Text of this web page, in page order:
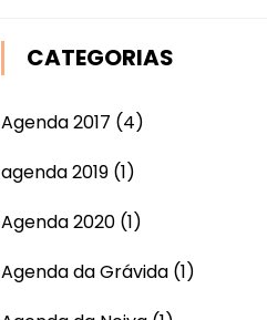
CATEGORIAS
Agenda 2017 (4)
agenda 2019 (1)
Agenda 2020 (1)
Agenda da Grávida (1)